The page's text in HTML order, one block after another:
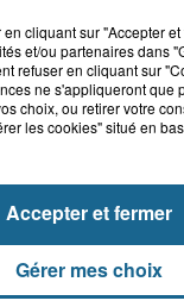
cliquant sur "Accepter
et/ou partenaires dans
refuser en cliquant sur
ne s'appliqueront que
choix, ou retirer votre
les cookies" situé en
Gérer mes choix
Accepter et fermer